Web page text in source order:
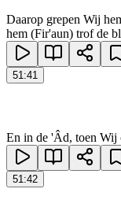
Daarop grepen Wij
hem (Fir'aun) trof de
51:41
En in de 'Âd, toen Wij
51:42